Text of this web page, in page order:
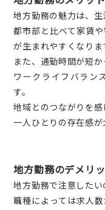
地方勤務の魅力は、生
都市部と比べて家賃
が生まれやすくなりま
また、通勤時間が短か
ワークライフバラン
す。
地域とのつながりを感
一人ひとりの存在感が
地方勤務のデメリ
地方勤務で注意したい
職種によっては求人